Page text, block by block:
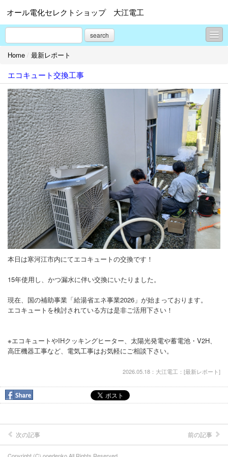
オール電化セレクトショップ 大江電工
search
最新レポート
太陽光蓄電池リンク集
関連会社紹介
プロフィール
お問合せ
Home / 最新レポート
エコキュート交換工事
本日は寒河江市内にてエコキュートの交換です！
15年使用し、かつ漏水に伴い交換にいたりました。
現在、国の補助事業「給湯省エネ事業2026」が始まっております。
エコキュートを検討されている方は是非ご活用下さい！
※エコキュートやIHクッキングヒーター、太陽光発電や蓄電池・V2H、
高圧機器工事など、電気工事はお気軽にご相談下さい。
2026.05.18：大江電工：[最新レポート]
次の記事 前の記事
Copyright (C) ooedenko All Rights Reserved.